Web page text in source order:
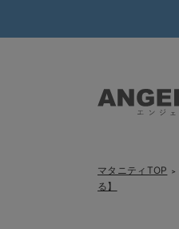
マタニティTOP ＞
る】